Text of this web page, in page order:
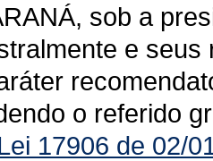
sob a
e
o referido
17906 de 02/